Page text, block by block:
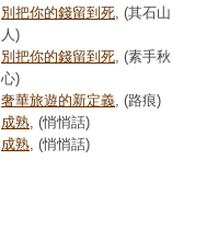
別把你的錢留到死 , (其石山
人)
別把你的錢留到死 , (素手秋
心)
奢華旅遊的新定義 , (路痕)
成熟 , (悄悄話)
成熟 , (悄悄話)